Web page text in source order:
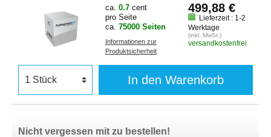
ca. 0.7 cent
pro Seite
ca. 75000 Seiten
Informationen zur
Produktsicherheit
499,88 €
Lieferzeit : 1-2
Werktage
(inkl. MwSt.)
versandkostenfrei
In den Warenkorb
Nicht vergessen mit zu bestellen!